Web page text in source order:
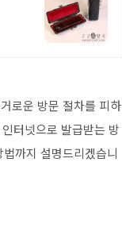
로운 방문 절차를 피하
터넷으로 발급받는 방
까지 설명드리겠습니